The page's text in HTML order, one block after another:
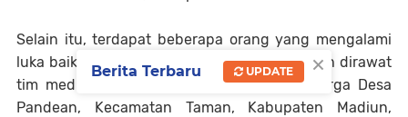
Selain itu, terdapat beberapa orang yang mengalami
luka baik berat maupun ringan. Mereka sudah dirawat
tim medis. Korban luka yakni Asnir (34) warga Desa
Pandean, Kecamatan Taman, Kabupaten Madiun,
×
Berita Terbaru UPDATE